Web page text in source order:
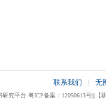
联系我们 无
究平台 粤ICP备案：12050613号|||【